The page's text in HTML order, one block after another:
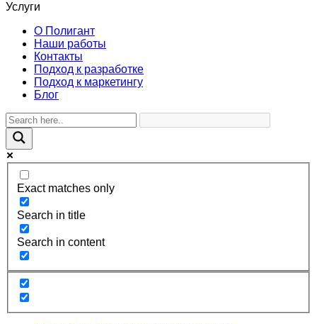
Услуги
О Полигант
Наши работы
Контакты
Подход к разработке
Подход к маркетингу
Блог
Exact matches only
Search in title
Search in content